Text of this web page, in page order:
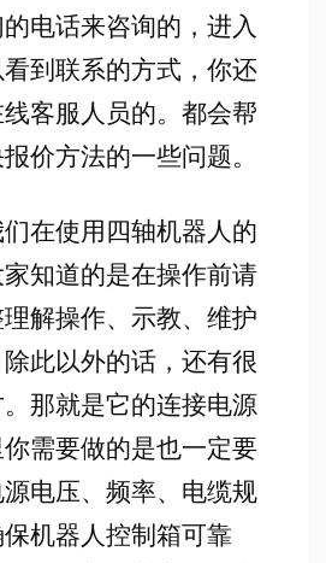
电话来咨询的，进入
到联系的方式，你还
客服人员的。都会帮
价方法的一些问题。
在使用四轴机器人的
知道的是在操作前请
解操作、示教、维护
此以外的话，还有很
那就是它的连接电源
需要做的是也一定要
电压、频率、电缆规
机器人控制箱可靠